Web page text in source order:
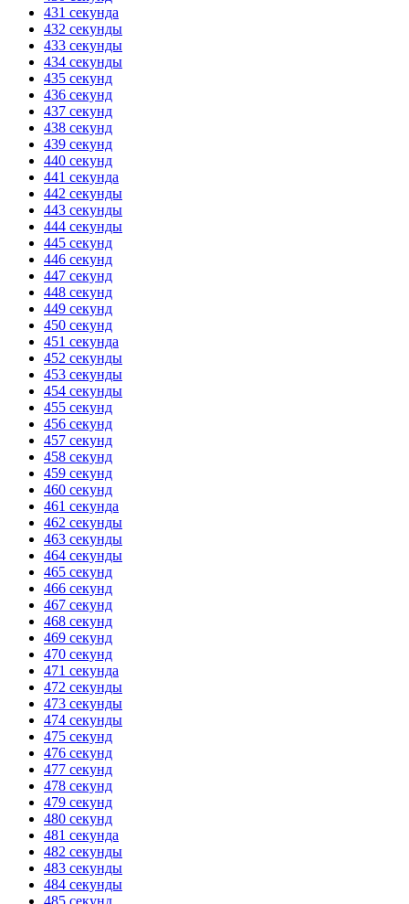
431 секунда
432 секунды
433 секунды
434 секунды
435 секунд
436 секунд
437 секунд
438 секунд
439 секунд
440 секунд
441 секунда
442 секунды
443 секунды
444 секунды
445 секунд
446 секунд
447 секунд
448 секунд
449 секунд
450 секунд
451 секунда
452 секунды
453 секунды
454 секунды
455 секунд
456 секунд
457 секунд
458 секунд
459 секунд
460 секунд
461 секунда
462 секунды
463 секунды
464 секунды
465 секунд
466 секунд
467 секунд
468 секунд
469 секунд
470 секунд
471 секунда
472 секунды
473 секунды
474 секунды
475 секунд
476 секунд
477 секунд
478 секунд
479 секунд
480 секунд
481 секунда
482 секунды
483 секунды
484 секунды